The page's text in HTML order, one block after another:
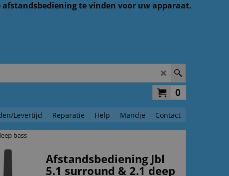
te vinden voor uw apparaat.
0
Levertijd Reparatie Help Mandje Contact
bass
Afstandsbediening Jbl
5.1 surround & 2.1 deep